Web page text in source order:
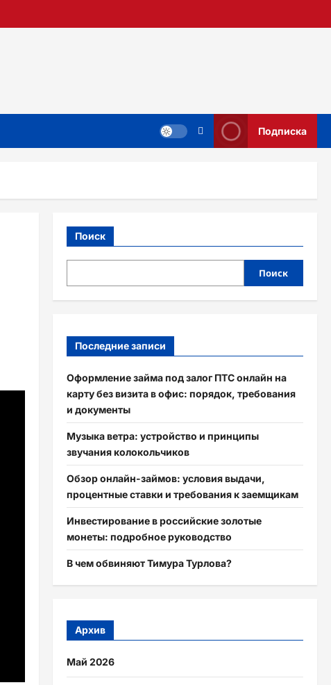
Подписка
Поиск
Поиск
Последние записи
Оформление займа под залог ПТС онлайн на
карту без визита в офис: порядок, требования
и документы
Музыка ветра: устройство и принципы
звучания колокольчиков
Обзор онлайн-займов: условия выдачи,
процентные ставки и требования к заемщикам
Инвестирование в российские золотые
монеты: подробное руководство
В чем обвиняют Тимура Турлова?
Архив
Май 2026